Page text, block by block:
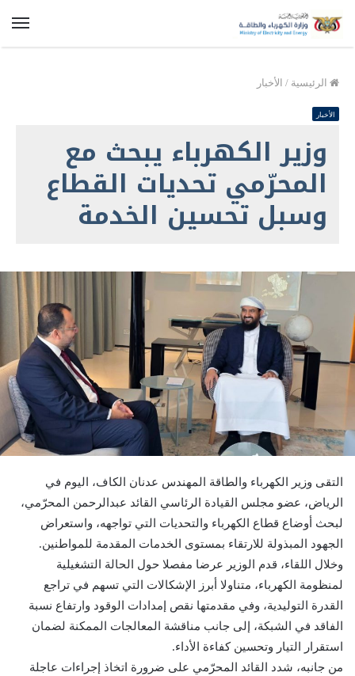
الرئيسية / الأخبار
الأخبار
وزير الكهرباء يبحث مع
المحرّمي تحديات القطاع
وسبل تحسين الخدمة
التقى وزير الكهرباء والطاقة المهندس عدنان الكاف، اليوم في
الرياض، عضو مجلس القيادة الرئاسي القائد عبدالرحمن المحرّمي،
لبحث أوضاع قطاع الكهرباء والتحديات التي تواجهه، واستعراض
الجهود المبذولة للارتقاء بمستوى الخدمات المقدمة للمواطنين.
وخلال اللقاء، قدم الوزير عرضا مفصلا حول الحالة التشغيلية
لمنظومة الكهرباء، متناولا أبرز الإشكالات التي تسهم في تراجع
القدرة التوليدية، وفي مقدمتها نقص إمدادات الوقود وارتفاع نسبة
الفاقد في الشبكة، إلى جانب مناقشة المعالجات الممكنة لضمان
استقرار التيار وتحسين كفاءة الأداء.
من جانبه، شدد القائد المحرّمي على ضرورة اتخاذ إجراءات عاجلة